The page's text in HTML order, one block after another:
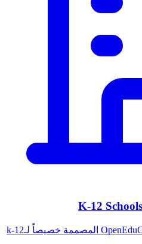
اكتشف كل وحدة من وحدات OpenEduCat المصممة خصيصاً لـk-12